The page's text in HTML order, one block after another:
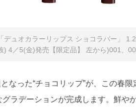
「デュオカラーリップス ショコラバー」
) 4／5(金)発売【限定品】 左から)001、
なった“チョコリップ”が、この春
ラデーションが完成します。鮮や